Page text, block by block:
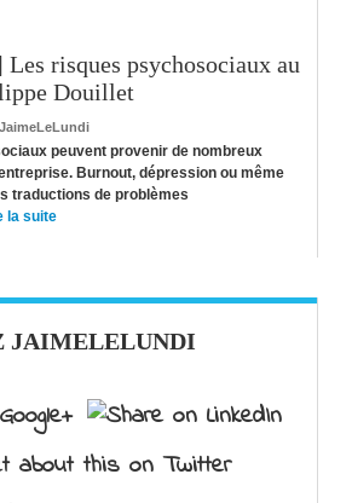
risques psychosociaux au
Douillet
JaimeLeLundi
peuvent provenir de nombreux
Burnout, dépression ou même
traductions de problèmes
la suite
JAIMELELUNDI